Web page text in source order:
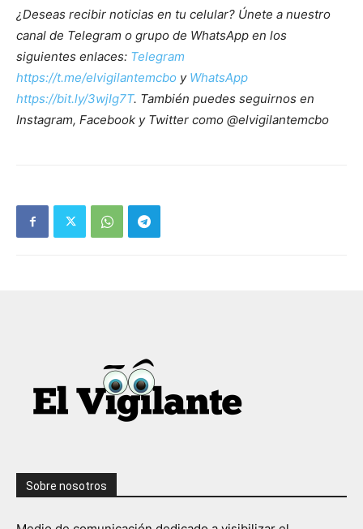
¿Deseas recibir noticias en tu celular? Únete a nuestro
canal de Telegram o grupo de WhatsApp en los
siguientes enlaces: Telegram
https://t.me/elvigilantemcbo y WhatsApp
https://bit.ly/3wjIg7T. También puedes seguirnos en
Instagram, Facebook y Twitter como @elvigilantemcbo
Sobre nosotros